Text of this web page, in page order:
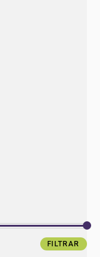
FILTRAR